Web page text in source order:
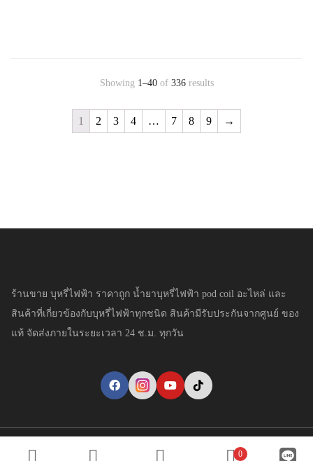
Showing 1–40of 336results
1 2 3 4 … 7 8 9 →
ร้านขาย บุหรี่ไฟฟ้า ราคาถูก น้ำยาบุหรี่ไฟฟ้า pod coil อะไหล่ และ
สินค้าที่เกี่ยวข้องกับบุหรี่ไฟฟ้าทุกชนิด สินค้ามีรับประกันจากศูนย์ ของ
แท้ จัดส่งภายในระยะเวลา 24 ช.ม. ทุกวัน
Copyright © YaivapeThai.com. All Rights Reserved.
0